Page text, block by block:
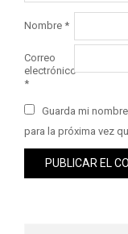
Nombre *
Correo
electrónico
*
Guarda mi
para la próxima vez